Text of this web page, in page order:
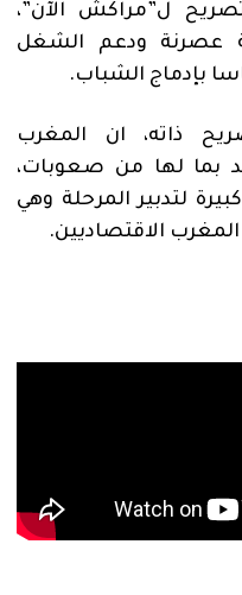
ل”مراكش الآن”،
عصرنة ودعم الشغل
بإدماج الشباب.
ذاته، ان المغرب
بما لها من صعوبات،
لتدبير المرحلة وهي
الاقتصاديين.